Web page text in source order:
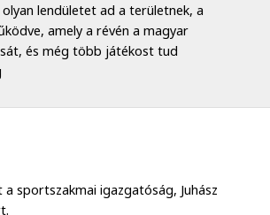
lendületet ad a területnek, a
amely a révén a magyar
és még több játékost tud
sportszakmai igazgatóság, Juhász